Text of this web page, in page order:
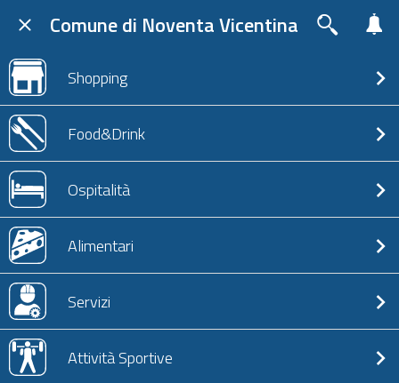
Comune di Noventa Vicentina
Shopping
Food&Drink
Ospitalità
Alimentari
Servizi
Attività Sportive